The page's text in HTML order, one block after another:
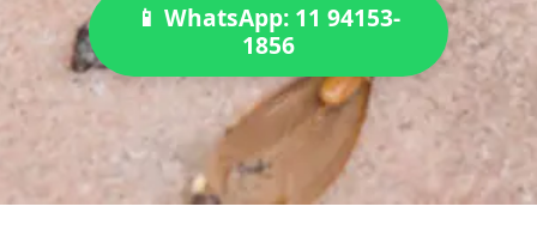
📱 WhatsApp: 11 94153-
1856